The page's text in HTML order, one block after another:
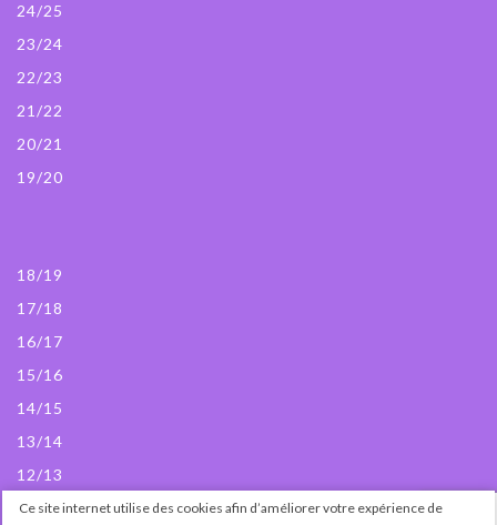
24/25
23/24
22/23
21/22
20/21
19/20
18/19
17/18
16/17
15/16
14/15
13/14
12/13
Ce site internet utilise des cookies afin d’améliorer votre expérience de